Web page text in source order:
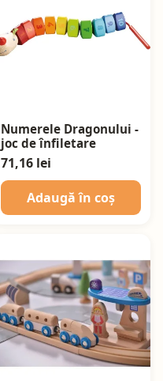
Numerele Dragonului -
joc de înfiletare
71,16 lei
Adaugă în coș